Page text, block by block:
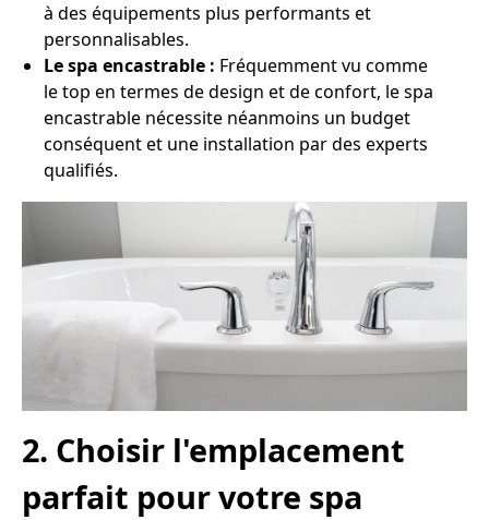
à des équipements plus performants et
personnalisables.
Le spa encastrable : Fréquemment vu comme
le top en termes de design et de confort, le spa
encastrable nécessite néanmoins un budget
conséquent et une installation par des experts
qualifiés.
2. Choisir l'emplacement
parfait pour votre spa